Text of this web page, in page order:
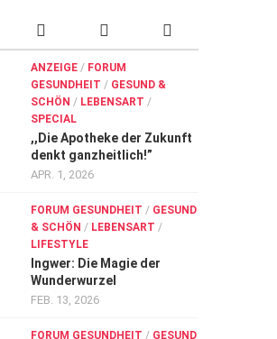
ANZEIGE / FORUM
GESUNDHEIT / GESUND &
SCHÖN / LEBENSART /
SPECIAL
,,Die Apotheke der Zukunft
denkt ganzheitlich!”
APR. 1, 2026
FORUM GESUNDHEIT / GESUND
& SCHÖN / LEBENSART /
LIFESTYLE
Ingwer: Die Magie der
Wunderwurzel
FEB. 13, 2026
FORUM GESUNDHEIT / GESUND